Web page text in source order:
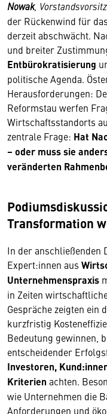
Nowak,
der Rückenwind für
derzeit abschwächt.
und breiter
Entbürokratisierung
politische Agenda.
Herausforderungen:
Reformstau werfen
Wirtschaftsstandorts
zentrale Frage: Hat
– oder muss sie
veränderten
Transformation
In der anschließenden
Expert:innen aus
Unternehmenspraxis
in Zeiten
Gespräche zeigten ein
kurzfristig
Bedeutung gewinnen,
entscheidender
Investoren,
Kriterien achten.
wie Unternehmen die
Anforderungen und